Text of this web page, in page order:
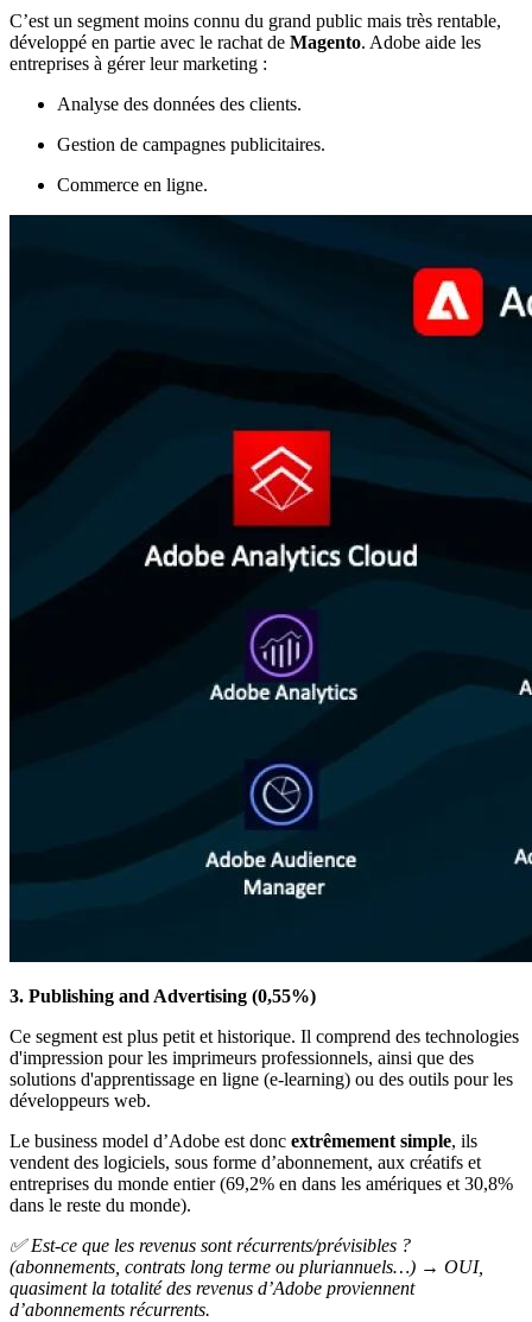
C’est un segment moins connu du grand public mais très rentable,
développé en partie avec le rachat de Magento. Adobe aide les
entreprises à gérer leur marketing :
Analyse des données des clients.
Gestion de campagnes publicitaires.
Commerce en ligne.
3. Publishing and Advertising (0,55%)
Ce segment est plus petit et historique. Il comprend des technologies
d'impression pour les imprimeurs professionnels, ainsi que des
solutions d'apprentissage en ligne (e-learning) ou des outils pour les
développeurs web.
Le business model d’Adobe est donc extrêmement simple, ils
vendent des logiciels, sous forme d’abonnement, aux créatifs et
entreprises du monde entier (69,2% en dans les amériques et 30,8%
dans le reste du monde).
✅ Est-ce que les revenus sont récurrents/prévisibles ?
(abonnements, contrats long terme ou pluriannuels…) → OUI,
quasiment la totalité des revenus d’Adobe proviennent
d’abonnements récurrents.